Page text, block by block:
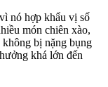
nó hợp khẩu vị số
món chiên xào,
bị nặng bụng
khá lớn đến